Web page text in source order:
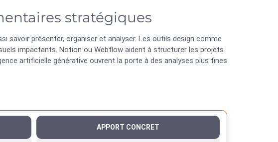
stratégiques
savoir présenter, organiser et analyser. Les outils design comme
impactants. Notion ou Webflow aident à structurer les projets
artificielle générative ouvrent la porte à des analyses plus fines
APPORT CONCRET